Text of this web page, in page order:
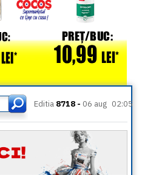
Editia 8718 - 06 aug 02:05